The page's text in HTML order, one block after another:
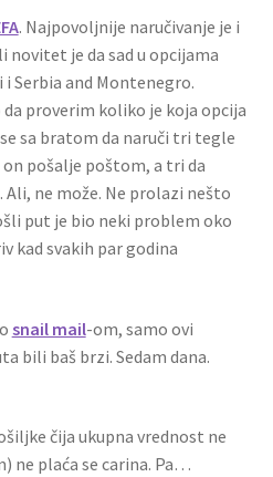
. Najpovoljnije naručivanje je i
novitet je da sad u opcijama
Serbia and Montenegro.
proverim koliko je koja opcija
sa bratom da naruči tri tegle
pošalje poštom, a tri da
Ali, ne može. Ne prolazi nešto
put je bio neki problem oko
kad svakih par godina
snail mail-om, samo ovi
bili baš brzi. Sedam dana.
čija ukupna vrednost ne
ne plaća se carina. Pa…